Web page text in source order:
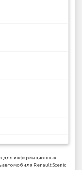
для информационных
Renault Scenic